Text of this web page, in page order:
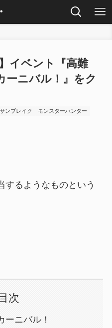
イベント『高難
ーニバル！』をク
ンブレイク
モンスターハンター
するようなものという
目次
ーニバル！